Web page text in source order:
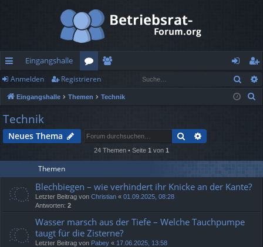
ch
ne
llz
ug
f
Eingangshalle
or
en
lie
r
n
m
eg
ist
Anmelden Registrieren
Eingangshalle Themen Technik
Technik
Neues Thema Suche
24 Themen • Seite 1 von 1
Themen
Blechbiegen – wie verhindert ihr Knicke an der Kante?
Letzter Beitrag von Christian « 01.09.2025, 08:28
Antworten: 2
Wasser marsch aus der Tiefe – Welche Tauchpumpe
taugt für die Zisterne?
Letzter Beitrag von Pabey « 17.06.2025, 13:58